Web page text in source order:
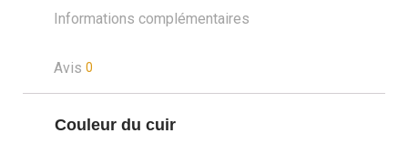
Informations complémentaires
Avis0
Couleur du cuir